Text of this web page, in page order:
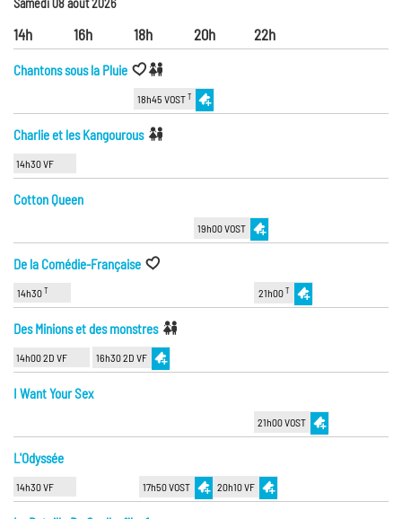
Samedi 08 août 2026
14h 16h 18h 20h 22h
Chantons sous la Pluie
18h45 VOSTT
Charlie et les Kangourous
14h30 VF
Cotton Queen
19h00 VOST
De la Comédie-Française
14h30T 21h00T
Des Minions et des monstres
14h00 2D VF 16h30 2D VF
I Want Your Sex
21h00 VOST
L'Odyssée
14h30 VF 17h50 VOST 20h10 VF